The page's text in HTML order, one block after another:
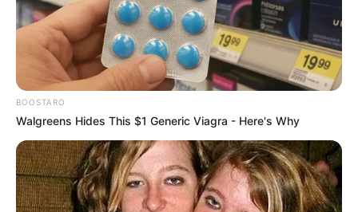
Suka wanita yang bisa mengekspresikan cintanya.
Terkadang dia adalah kakek dari grup.
Dia ingin berganti tubuh dengan Wei karena dia ingin
menghirup udara di sana.
Teman sekamar Jinhoo adalah Xiao.
Tipe ideal Jinhoo: seseorang yang lebih pendek darinya, dengan
rambut sedang, yang bisa menghadapi godaannya.
2.Kuhn
BOOSTARO
Walgreens Hides This $1 Generic Viagra - Here's Why